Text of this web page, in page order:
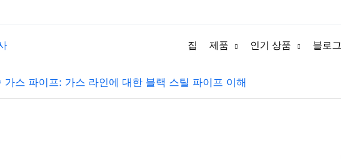
집 제품 인기 상품 블로그
가스 파이프: 가스 라인에 대한 블랙 스틸 파이프 이해